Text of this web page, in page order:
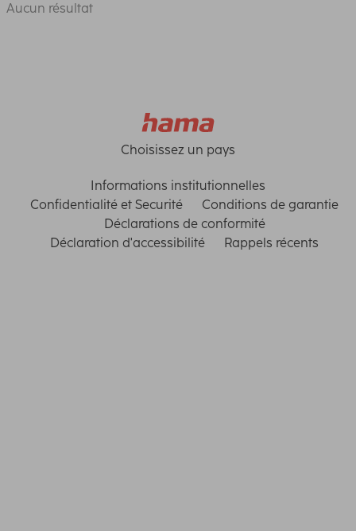
Aucun résultat
Choisissez un pays
Informations institutionnelles
Confidentialité et Securité
Conditions de garantie
Déclarations de conformité
Déclaration d'accessibilité
Rappels récents